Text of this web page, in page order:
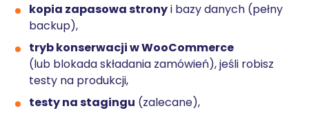
kopia zapasowa stronyi bazy danych (pełny
backup),
tryb konserwacji w WooCommerce
(lub blokada składania zamówień), jeśli robisz
testy na produkcji,
testy na stagingu (zalecane),